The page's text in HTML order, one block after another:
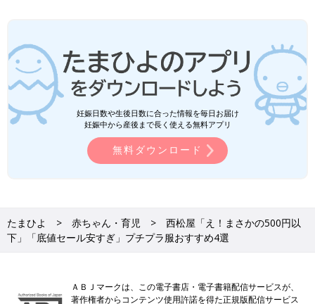
妊娠日数や生後日数に合った情報を毎日お届け
妊娠中から産後まで長く使える無料アプリ
無料ダウンロード
たまひよ 赤ちゃん・育児
西松屋「え！まさかの500円以
下」「底値セール安すぎ」プチプラ服おすすめ4選
ＡＢＪマークは、この電子書店・電子書籍配信サービスが、
著作権者からコンテンツ使用許諾を得た正規版配信サービス